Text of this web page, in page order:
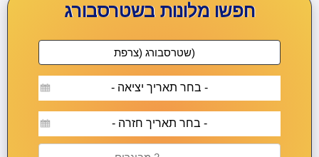
חפשו מלונות בשטרסבורג
- בחר תאריך יציאה -
- בחר תאריך חזרה -